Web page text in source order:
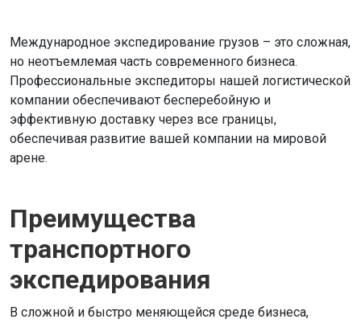
Международное экспедирование грузов – это сложная,
но неотъемлемая часть современного бизнеса.
Профессиональные экспедиторы нашей логистической
компании обеспечивают бесперебойную и
эффективную доставку через все границы,
обеспечивая развитие вашей компании на мировой
арене.
Преимущества
транспортного
экспедирования
В сложной и быстро меняющейся среде бизнеса,